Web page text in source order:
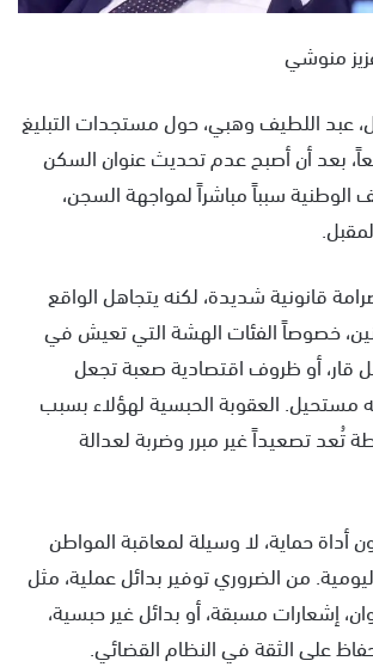
منوشي
عبد اللطيف وهبي، حول مستجدات التبليغ
بعد أن أصبح عدم تحديث عنوان السكن
الوطنية سبباً مباشراً لمواجهة السجن،
قانونية شديدة، لكنه يتجاهل الواقع
خصوصاً الفئات الهشة التي تعيش في
قار، أو ظروف اقتصادية صعبة تجعل
مستحيل. العقوبة الحبسية لهؤلاء بسبب
تُعد تصعيداً غير مبرر وضربة لعدالة
أداة حماية، لا وسيلة لمعاقبة المواطن
من الضروري توفير بدائل عملية، مثل
إشعارات مسبقة، أو بدائل غير حبسية،
على الثقة في النظام القضائي.